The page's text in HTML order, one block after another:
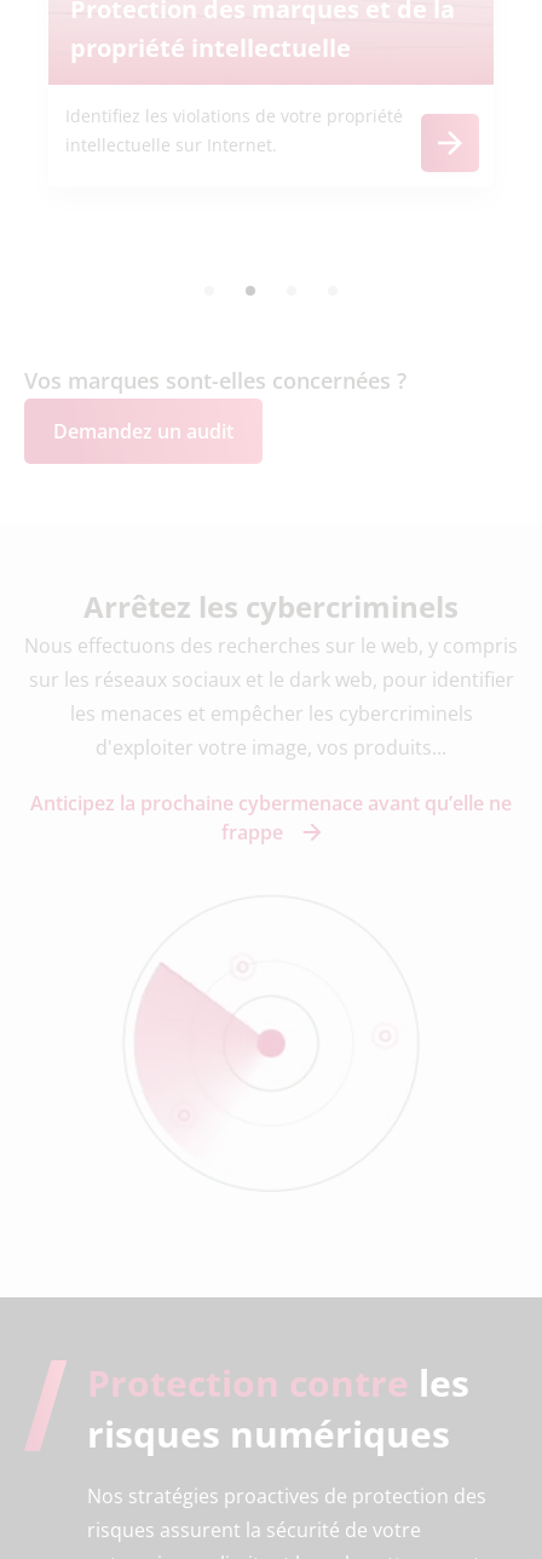
Protection des marques et de la
propriété intellectuelle
Identifiez les violations de votre propriété
intellectuelle sur Internet.
Vos marques sont-elles concernées ?
Demandez un audit
Arrêtez les cybercriminels
Nous effectuons des recherches sur le web, y compris
sur les réseaux sociaux et le dark web, pour identifier
les menaces et empêcher les cybercriminels
d'exploiter votre image, vos produits...
Anticipez la prochaine cybermenace avant qu’elle ne
frappe
Protection contre les
risques numériques
Nos stratégies proactives de protection des
risques assurent la sécurité de votre